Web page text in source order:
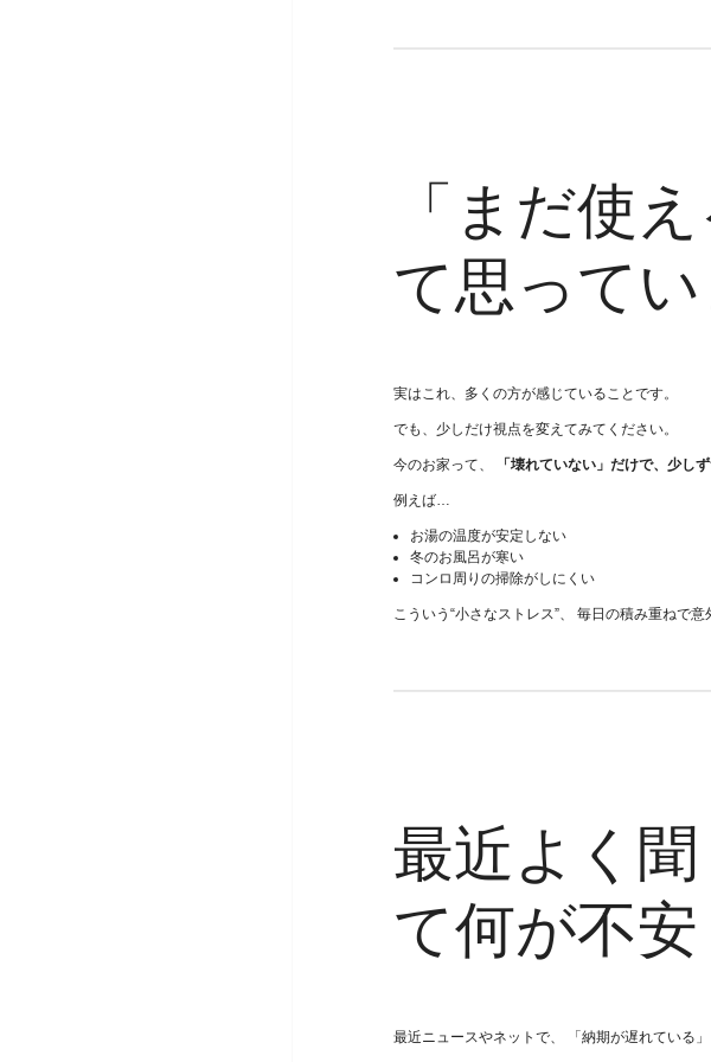
「まだ使
て思って
実はこれ、多くの方が感じていることです。
でも、少しだけ視点を変えてみてください。
今のお家って、 「壊れていない」だけで、少し
例えば…
お湯の温度が安定しない
冬のお風呂が寒い
コンロ周りの掃除がしにくい
こういう“小さなストレス”、 毎日の積み重ねで意
最近よく
て何が不安
最近ニュースやネットで、 「納期が遅れている